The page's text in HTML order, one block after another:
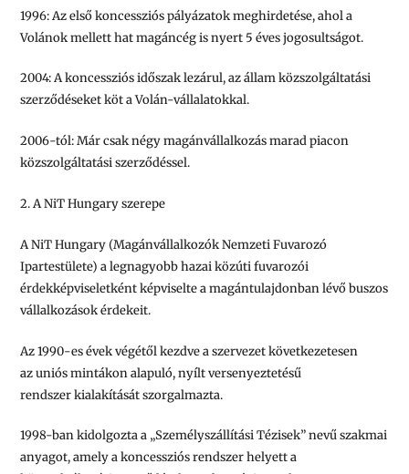
1996: Az első koncessziós pályázatok meghirdetése, ahol a
Volánok mellett hat magáncég is nyert 5 éves jogosultságot.
2004: A koncessziós időszak lezárul, az állam közszolgáltatási
szerződéseket köt a Volán-vállalatokkal.
2006-tól: Már csak négy magánvállalkozás marad piacon
közszolgáltatási szerződéssel.
2. A NiT Hungary szerepe
ANiT Hungary (Magánvállalkozók Nemzeti Fuvarozó
Ipartestülete) a legnagyobb hazai közúti fuvarozói
érdekképviseletként képviselte a magántulajdonban lévő buszos
vállalkozások érdekeit.
Az 1990-es évek végétől kezdve a szervezet következetesen
azuniós mintákon alapuló, nyílt versenyeztetésű
rendszerkialakítását szorgalmazta.
1998-ban kidolgozta a „Személyszállítási Tézisek”nevű szakmai
anyagot, amely a koncessziós rendszer helyett a